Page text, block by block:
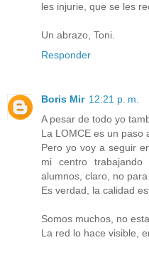
les injurie, que se les
Un abrazo, Toni.
Responder
Boris Mir 12:21 p. m.
A pesar de todo yo
La LOMCE es un paso
Pero yo voy a seguir
mi centro
alumnos, claro, no
Es verdad, la calidad
Somos muchos, no
La red lo hace visible,